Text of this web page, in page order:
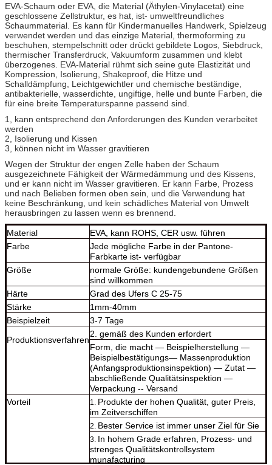
EVA-Schaum oder EVA, die Material (Äthylen-Vinylacetat) eine
geschlossene Zellstruktur, es hat, ist- umweltfreundliches
Schaummaterial. Es kann für Kindermanuelles Handwerk, Spielzeug
verwendet werden und das einzige Material, thermoforming zu
beschuhen, stempelschnitt oder drückt gebildete Logos, Siebdruck,
thermischer Transferdruck, Vakuumform zusammen und klebt
überzogenes. EVA-Material rühmt sich seine gute Elastizität und
Kompression, Isolierung, Shakeproof, die Hitze und
Schalldämpfung, Leichtgewichtler und chemische beständige,
antibakterielle, wasserdichte, ungiftige, helle und bunte Farben, die
für eine breite Temperaturspanne passend sind.
1, kann entsprechend den Anforderungen des Kunden verarbeitet
werden
2, Isolierung und Kissen
3, können nicht im Wasser gravitieren
Wegen der Struktur der engen Zelle haben der Schaum
ausgezeichnete Fähigkeit der Wärmedämmung und des Kissens,
und er kann nicht im Wasser gravitieren. Er kann Farbe, Prozess
und nach Belieben formen oben sein, und die Verwendung hat
keine Beschränkung, und kein schädliches Material von Umwelt
herausbringen zu lassen wenn es brennend.
Material
EVA, kann ROHS, CER usw. führen
Farbe
Jede mögliche Farbe in der Pantone-
Farbkarte ist- verfügbar
Größe
normale Größe: kundengebundene Größen
sind willkommen
Härte
Grad des Ufers C 25-75
Stärke
1mm-40mm
Beispielzeit
3-7 Tage
Produktionsverfahren
2. gemäß des Kunden erfordert
Form, die macht — Beispielherstellung —
Beispielbestätigungs— Massenproduktion
(Anfangsproduktionsinspektion) — Zutat —
abschließende Qualitätsinspektion —
Verpackung -- Versand
Vorteil
1. Produkte der hohen Qualität, guter Preis,
im Zeitverschiffen
2. Bester Service ist immer unser Ziel für Sie
3. In hohem Grade erfahren, Prozess- und
strenges Qualitätskontrollsystem
munafacturing